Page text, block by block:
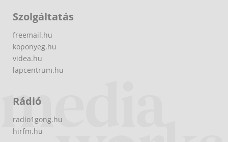
Szolgáltatás
freemail.hu
koponyeg.hu
videa.hu
lapcentrum.hu
Rádió
radio1gong.hu
hirfm.hu